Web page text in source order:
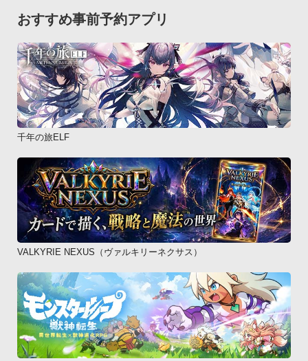
おすすめ事前予約アプリ
千年の旅ELF
VALKYRIE NEXUS（ヴァルキリーネクサス）